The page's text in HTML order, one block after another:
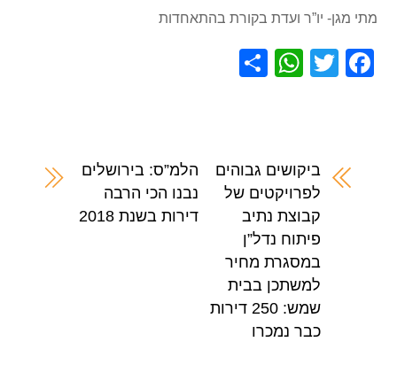
מתי מגן- יו”ר ועדת בקורת בהתאחדות
F
b
T
W
A
p
p
ביקושים גבוהים
לפרויקטים של
קבוצת נתיב
פיתוח נדל”ן
במסגרת מחיר
למשתכן בבית
שמש: 250 דירות
כבר נמכרו
הלמ”ס: בירושלים
נבנו הכי הרבה
דירות בשנת 2018